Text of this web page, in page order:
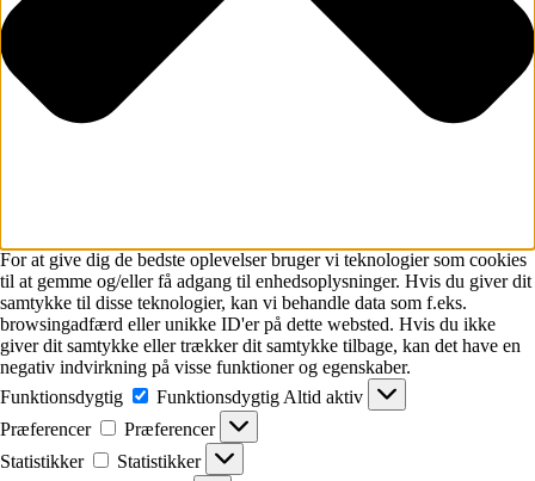
For at give dig de bedste oplevelser bruger vi teknologier som cookies
til at gemme og/eller få adgang til enhedsoplysninger. Hvis du giver dit
samtykke til disse teknologier, kan vi behandle data som f.eks.
browsingadfærd eller unikke ID'er på dette websted. Hvis du ikke
giver dit samtykke eller trækker dit samtykke tilbage, kan det have en
negativ indvirkning på visse funktioner og egenskaber.
Funktionsdygtig
Funktionsdygtig Altid aktiv
Præferencer
Præferencer
Statistikker
Statistikker